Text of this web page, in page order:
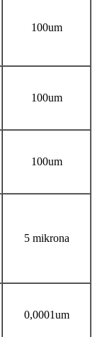
100um
100um
100um
5 mikrona
0,0001um